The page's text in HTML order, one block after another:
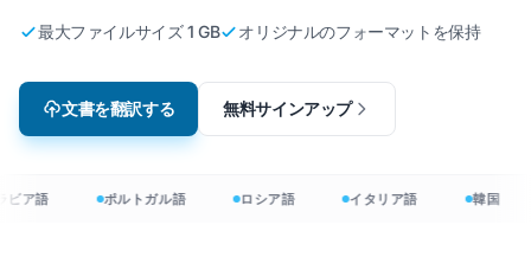
最大ファイルサイズ 1 GB オリジナルのフォーマットを保持
文書を翻訳する 無料サインアップ
ビア語 ポルトガル語 ロシア語 イタリア語 韓国